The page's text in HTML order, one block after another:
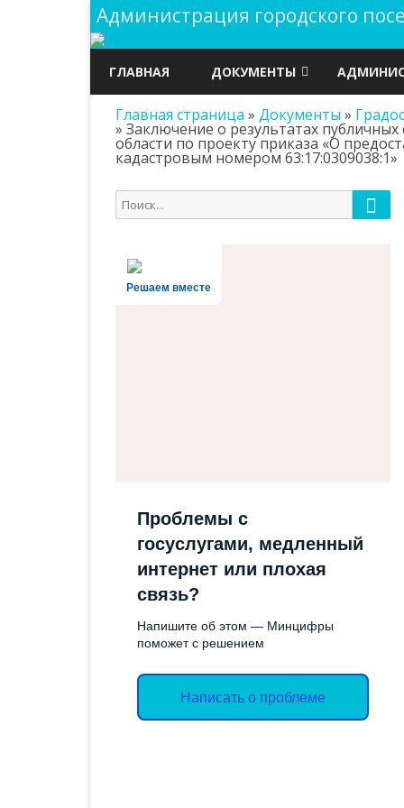
Администрация городского
ГЛАВНАЯ ДОКУМЕНТЫ
ГРАДОСТРОИТЕЛЬСТВО
ДОКУМЕНТЫ
АДМИНИСТРАЦИИ
ОХРАНА
РЕЕСТРЫ
ТОРГИ
Главная страница » Документы »
» Заключение о результатах
области по проекту приказа «О
кадастровым номером 63:17:0309038:1»
Поиск
для:
Решаем вместе
Проблемы с
госуслугами, медленный
интернет или плохая
связь?
Напишите об этом — Минцифры
поможет с решением
Написать о проблеме